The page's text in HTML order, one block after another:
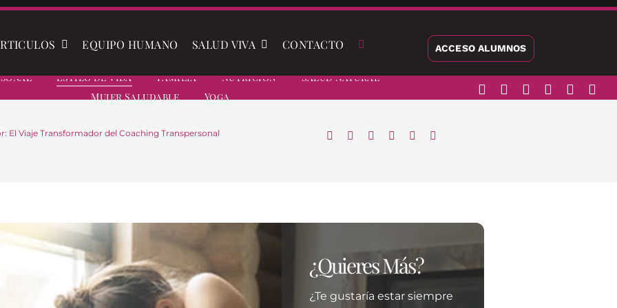
EQUIPO HUMANO SALUD VIVA CONTACTO ACCESO ALUMNOS
Estilo De Vida Familia Nutrición
Salud Natural
Mujer Saludable
Yoga
El Viaje Transformador del Coaching Transpersonal
¿Quieres Más?
¿Te gustaría estar siempre